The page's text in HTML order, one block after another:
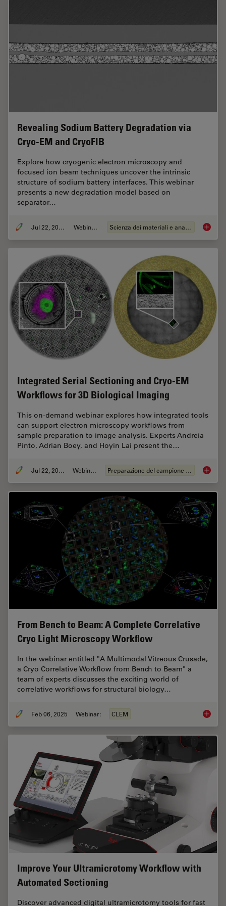
Revealing Sodium Battery Degradation via
Cryo-EM and CryoFIB
Explore how cryogenic electron microscopy and
focused ion beam techniques uncover the intrinsic
structure of sodium battery interfaces. This webinar
presents a new degradation model based on
separator…
Jul 22, 2025 Webinar: Scienza dei materiali e analisi
Integrated Serial Sectioning and Cryo-EM
Workflows for 3D Biological Imaging
This on-demand webinar explores how integrated tools
can support electron microscopy workflows from
sample preparation to image analysis. Experts Andreia
Pinto, Adrian Boey, and Hoyin Lai present the…
Jul 22, 2025 Webinar: Preparazione del campione EM
From Bench to Beam: A Complete Correlative
Cryo Light Microscopy Workflow
In the webinar entitled "A Multimodal Vitreous Crusade,
a Cryo Correlative Workflow from Bench to Beam" a
team of experts discusses the exciting world of
correlative workflows for structural biology…
Feb 06, 2025 Webinar: CLEM From
Improve Your Ultramicrotomy Workflow with
Automated Sectioning
Discover advanced digital ultramicrotomy tools for fast